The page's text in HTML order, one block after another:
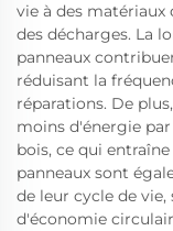
vie à des
des décharges. La
panneaux
réduisant la
réparations. De
moins d'énergie
bois, ce qui
panneaux sont
de leur cycle de
d'économie